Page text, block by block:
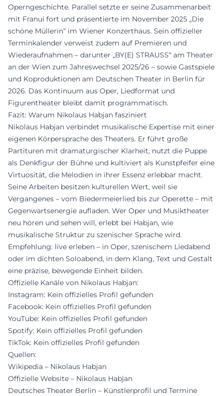
Operngeschichte. Parallel setzte er seine Zusammenarbeit
mit Franui fort und präsentierte im November 2025 „Die
schöne Müllerin“ im Wiener Konzerthaus. Sein offizieller
Terminkalender verweist zudem auf Premieren und
Wiederaufnahmen – darunter „BY(E) STRAUSS“ am Theater
an der Wien zum Jahreswechsel 2025/26 – sowie Gastspiele
und Koproduktionen am Deutschen Theater in Berlin für
2026. Das Kontinuum aus Oper, Liedformat und
Figurentheater bleibt damit programmatisch.
Fazit: Warum Nikolaus Habjan fasziniert
Nikolaus Habjan verbindet musikalische Expertise mit einer
eigenen Körpersprache des Theaters. Er führt große
Partituren mit dramaturgischer Klarheit, nutzt die Puppe
als Denkfigur der Bühne und kultiviert als Kunstpfeifer eine
Virtuosität, die Melodien in ihrer Essenz erlebbar macht.
Seine Arbeiten besitzen kulturellen Wert, weil sie
Vergangenes – vom Biedermeierlied bis zur Operette – mit
Gegenwartsenergie aufladen. Wer Oper und Musiktheater
neu hören und sehen will, erlebt bei Habjan, wie
musikalische Struktur zu szenischer Sprache wird.
Empfehlung: live erleben – in Oper, szenischem Liedabend
oder im dichten Soloabend, in dem Klang, Text und Gestalt
eine präzise, bewegende Einheit bilden.
Offizielle Kanäle von Nikolaus Habjan:
Instagram: Kein offizielles Profil gefunden
Facebook: Kein offizielles Profil gefunden
YouTube: Kein offizielles Profil gefunden
Spotify: Kein offizielles Profil gefunden
TikTok: Kein offizielles Profil gefunden
Quellen:
Wikipedia – Nikolaus Habjan
Offizielle Website – Nikolaus Habjan
Deutsches Theater Berlin – Künstlerprofil und Termine